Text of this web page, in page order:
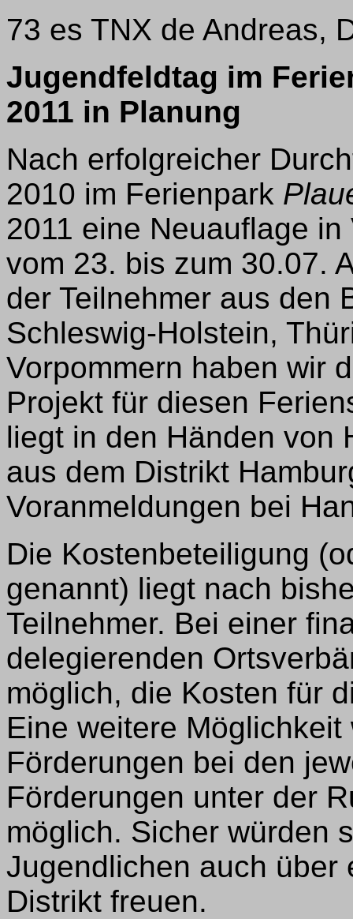
73 es TNX de Andreas,
Jugendfeldtag im
2011 in Planung
Nach erfolgreicher
2010 im Ferienpark
2011 eine Neuauflage
vom 23. bis zum 30.07.
der Teilnehmer aus den
Schleswig-Holstein,
Vorpommern haben wir
Projekt für diesen
liegt in den Händen von
aus dem Distrikt
Voranmeldungen bei
Die Kostenbeteiligung
genannt) liegt nach
Teilnehmer. Bei einer
delegierenden
möglich, die Kosten für
Eine weitere
Förderungen bei den
Förderungen unter der
möglich. Sicher würden
Jugendlichen auch über
Distrikt freuen.